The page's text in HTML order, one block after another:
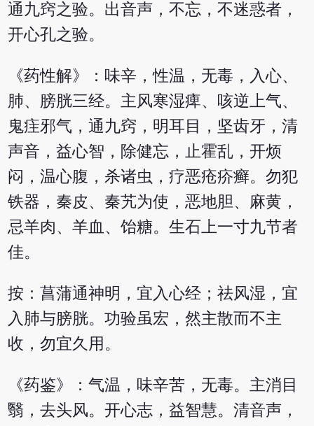
通九窍之验。出音声，不忘，不迷惑者，
开心孔之验。
《药性解》：味辛，性温，无毒，入心、
肺、膀胱三经。主风寒湿痺、咳逆上气、
鬼疰邪气，通九窍，明耳目，坚齿牙，清
声音，益心智，除健忘，止霍乱，开烦
闷，温心腹，杀诸虫，疗恶疮疥癣。勿犯
铁器，秦皮、秦艽为使，恶地胆、麻黄，
忌羊肉、羊血、饴糖。生石上一寸九节者
佳。
按：菖蒲通神明，宜入心经；祛风湿，宜
入肺与膀胱。功验虽宏，然主散而不主
收，勿宜久用。
《药鉴》：气温，味辛苦，无毒。主消目
翳，去头风。开心志，益智慧。清音声，